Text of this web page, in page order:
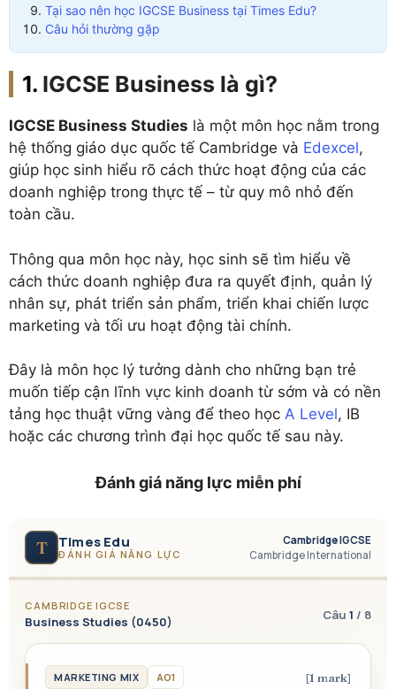
Tại sao nên học IGCSE Business tại Times Edu?
Câu hỏi thường gặp
IGCSE Business là gì?
IGCSE Business Studies là một môn học nằm trong
hệ thống giáo dục quốc tế Cambridge và Edexcel,
giúp học sinh hiểu rõ cách thức hoạt động của các
doanh nghiệp trong thực tế – từ quy mô nhỏ đến
toàn cầu.
Thông qua môn học này, học sinh sẽ tìm hiểu về
cách thức doanh nghiệp đưa ra quyết định, quản lý
nhân sự, phát triển sản phẩm, triển khai chiến lược
marketing và tối ưu hoạt động tài chính.
Đây là môn học lý tưởng dành cho những bạn trẻ
muốn tiếp cận lĩnh vực kinh doanh từ sớm và có nền
tảng học thuật vững vàng để theo học A Level, IB
hoặc các chương trình đại học quốc tế sau này.
Đánh giá năng lực miễn phí